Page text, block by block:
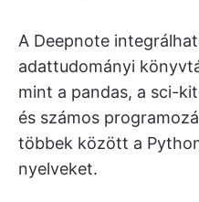
A Deepnote
adattudományi
mint a pandas, a sci-
és számos
többek között a
nyelveket.